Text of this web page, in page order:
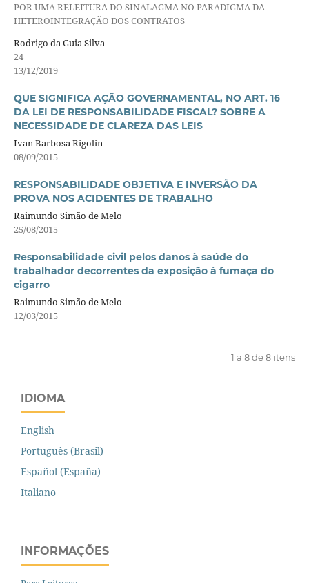
POR UMA RELEITURA DO SINALAGMA NO PARADIGMA DA
HETEROINTEGRAÇÃO DOS CONTRATOS
Rodrigo da Guia Silva
24
13/12/2019
QUE SIGNIFICA AÇÃO GOVERNAMENTAL, NO ART. 16
DA LEI DE RESPONSABILIDADE FISCAL? SOBRE A
NECESSIDADE DE CLAREZA DAS LEIS
Ivan Barbosa Rigolin
08/09/2015
RESPONSABILIDADE OBJETIVA E INVERSÃO DA
PROVA NOS ACIDENTES DE TRABALHO
Raimundo Simão de Melo
25/08/2015
Responsabilidade civil pelos danos à saúde do
trabalhador decorrentes da exposição à fumaça do
cigarro
Raimundo Simão de Melo
12/03/2015
1 a 8 de 8 itens
IDIOMA
English
Português (Brasil)
Español (España)
Italiano
INFORMAÇÕES